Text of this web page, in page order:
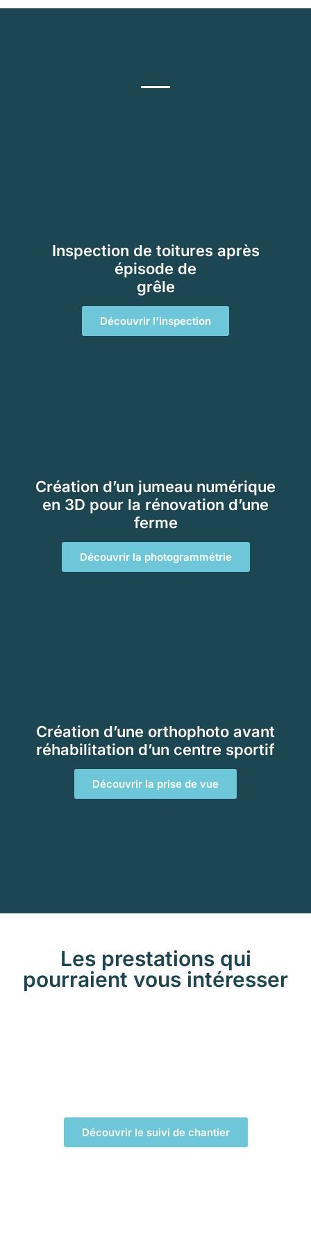
Inspection de toitures après
épisode de
grêle
Découvrir l'inspection
Création d’un jumeau numérique
en 3D pour la rénovation d’une
ferme
Découvrir la photogrammétrie
Création d’une orthophoto avant
réhabilitation d’un centre sportif
Découvrir la prise de vue
Les prestations qui
pourraient vous intéresser
Découvrir le suivi de chantier